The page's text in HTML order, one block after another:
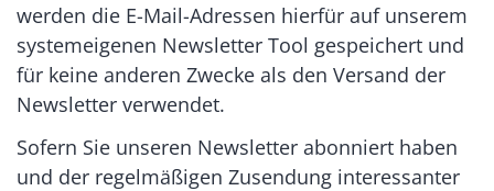
werden die E-Mail-Adressen hierfür auf unserem
systemeigenen Newsletter Tool gespeichert und
für keine anderen Zwecke als den Versand der
Newsletter verwendet.
Sofern Sie unseren Newsletter abonniert haben
und der regelmäßigen Zusendung interessanter